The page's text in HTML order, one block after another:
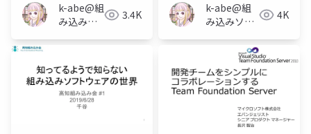
k-abe@組
み込みソ
3.4K
k-abe@組
み込みソフ
4K